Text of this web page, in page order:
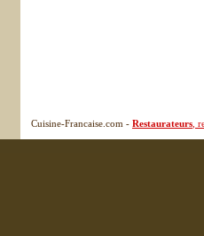
Cuisine-Francaise.com - Restaurateurs ,